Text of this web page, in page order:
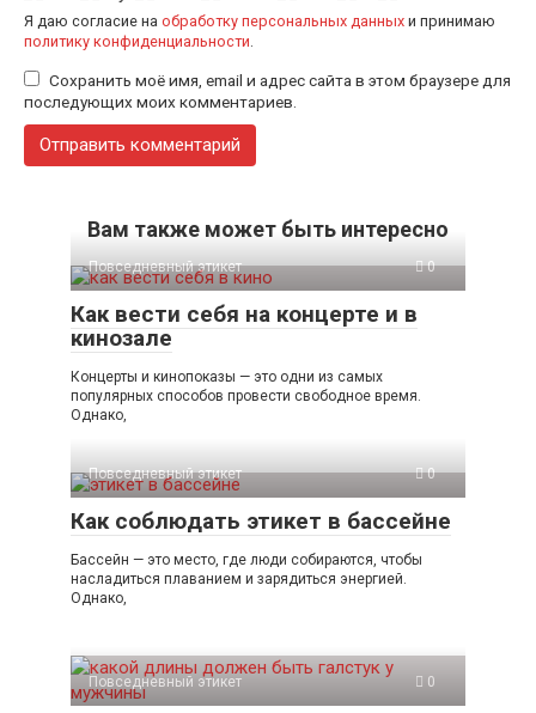
Я даю согласие на обработку персональных данных и принимаю
политику конфиденциальности
Сохранить моё имя, email и адрес сайта в этом браузере для
последующих моих комментариев.
Вам также может быть интересно
Повседневный этикет 0
Как вести себя на концерте и в
кинозале
Концерты и кинопоказы — это одни из самых
популярных способов провести свободное время.
Однако,
Повседневный этикет 0
Как соблюдать этикет в бассейне
Бассейн — это место, где люди собираются, чтобы
насладиться плаванием и зарядиться энергией.
Однако,
Повседневный этикет 0